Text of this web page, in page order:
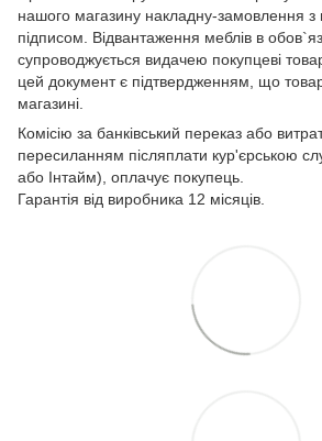
нашого магазину накладну-замовлення з
підписом. Відвантаження меблів в
супроводжується видачею покупцеві
цей документ є підтвердженням, що
магазині.
Комісію за банківський переказ або
пересиланням післяплати кур'єрською
або Інтайм), оплачує покупець.
Гарантія від виробника 12 місяців.